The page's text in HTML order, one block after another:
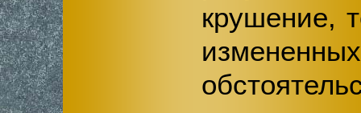
крушение,
измененных